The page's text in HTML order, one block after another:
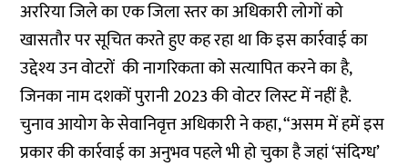
अररिया जिले का एक जिला स्तर का अधिकारी लोगों को
खासतौर पर सूचित करते हुए कह रहा था कि इस कार्रवाई का
उद्देश्य उन वोटरों की नागरिकता को सत्यापित करने का है,
जिनका नाम दशकों पुरानी 2023 की वोटर लिस्ट में नहीं है.
चुनाव आयोग के सेवानिवृत्त अधिकारी ने कहा, “असम में हमें इस
प्रकार की कार्रवाई का अनुभव पहले भी हो चुका है जहां ‘संदिग्ध’